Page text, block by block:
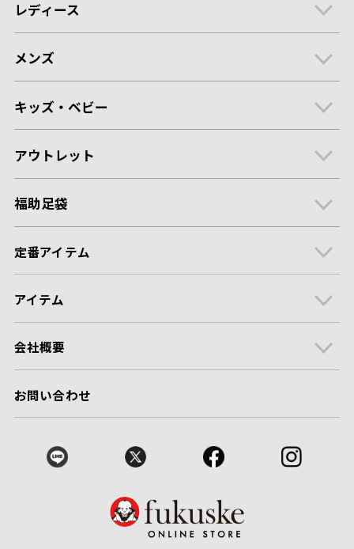
レディース
メンズ
キッズ・ベビー
アウトレット
福助足袋
定番アイテム
アイテム
会社概要
お問い合わせ